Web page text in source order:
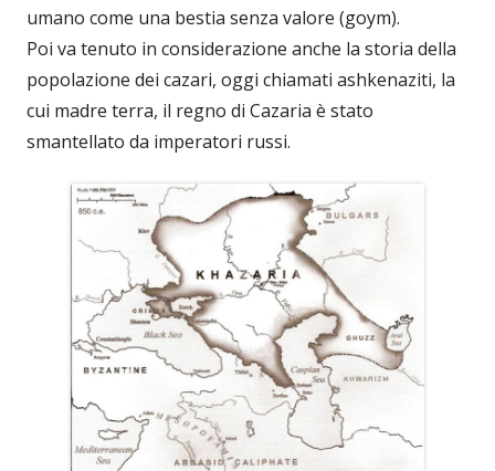
umano come una bestia senza valore (goym).
Poi va tenuto in considerazione anche la storia della
popolazione dei cazari, oggi chiamati ashkenaziti, la
cui madre terra, il regno di Cazaria è stato
smantellato da imperatori russi.